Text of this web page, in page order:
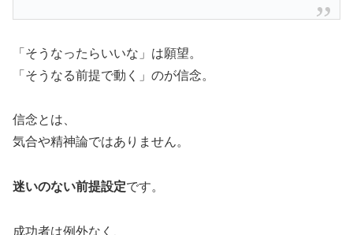
「そうなったらいいな」は願望。
「そうなる前提で動く」のが信念。
信念とは、
気合や精神論ではありません。
迷いのない前提設定です。
成功者は例外なく、